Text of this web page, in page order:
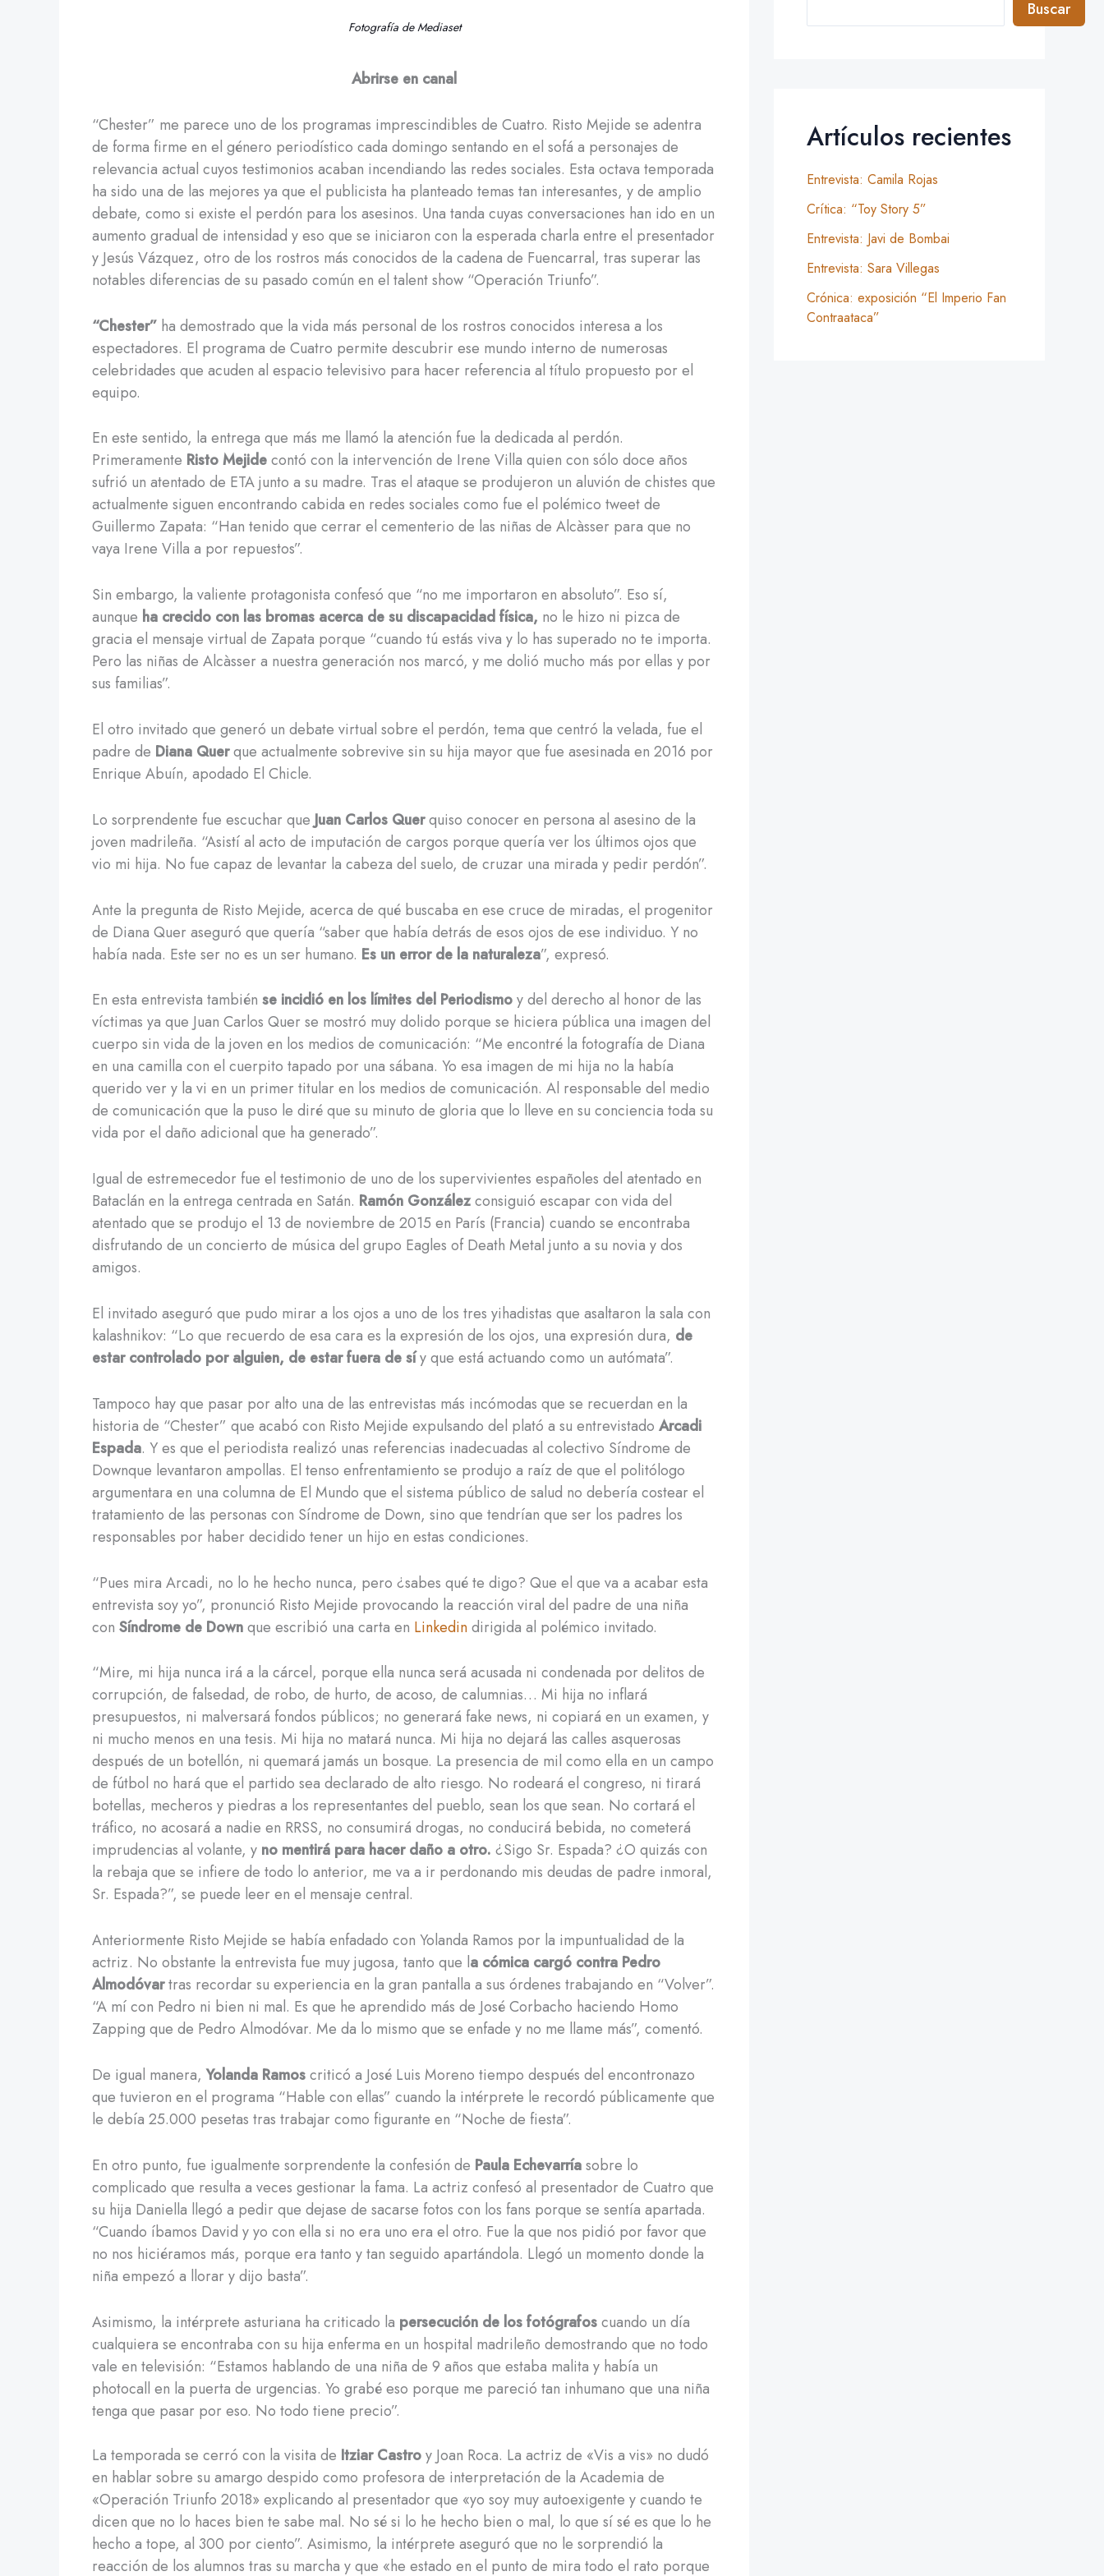
Fotografía de Mediaset
Abrirse en canal
“Chester” me parece uno de los programas imprescindibles de Cuatro. Risto Mejide se adentra
de forma firme en el género periodístico cada domingo sentando en el sofá a personajes de
relevancia actual cuyos testimonios acaban incendiando las redes sociales. Esta octava temporada
ha sido una de las mejores ya que el publicista ha planteado temas tan interesantes, y de amplio
debate, como si existe el perdón para los asesinos. Una tanda cuyas conversaciones han ido en un
aumento gradual de intensidad y eso que se iniciaron con la esperada charla entre el presentador
y Jesús Vázquez, otro de los rostros más conocidos de la cadena de Fuencarral, tras superar las
notables diferencias de su pasado común en el talent show “Operación Triunfo”.
“Chester” ha demostrado que la vida más personal de los rostros conocidos interesa a los
espectadores. El programa de Cuatro permite descubrir ese mundo interno de numerosas
celebridades que acuden al espacio televisivo para hacer referencia al título propuesto por el
equipo.
En este sentido, la entrega que más me llamó la atención fue la dedicada al perdón.
Primeramente Risto Mejidecontó con la intervención de Irene Villa quien con sólo doce años
sufrió un atentado de ETA junto a su madre. Tras el ataque se produjeron un aluvión de chistes que
actualmente siguen encontrando cabida en redes sociales como fue el polémico tweet de
Guillermo Zapata: “Han tenido que cerrar el cementerio de las niñas de Alcàsser para que no
vaya Irene Villa a por repuestos”.
Sin embargo, la valiente protagonista confesó que “no me importaron en absoluto”. Eso sí,
aunque ha crecido con las bromas acerca de su discapacidad física, no le hizo ni pizca de
gracia el mensaje virtual de Zapata porque “cuando tú estás viva y lo has superado no te importa.
Pero las niñas de Alcàsser a nuestra generación nos marcó, y me dolió mucho más por ellas y por
sus familias”.
El otro invitado que generó un debate virtual sobre el perdón, tema que centró la velada, fue el
padre de Diana Querque actualmente sobrevive sin su hija mayor que fue asesinada en 2016 por
Enrique Abuín, apodado El Chicle.
Lo sorprendente fue escuchar que Juan Carlos Querquiso conocer en persona al asesino de la
joven madrileña. “Asistí al acto de imputación de cargos porque quería ver los últimos ojos que
vio mi hija. No fue capaz de levantar la cabeza del suelo, de cruzar una mirada y pedir perdón”.
Ante la pregunta de Risto Mejide, acerca de qué buscaba en ese cruce de miradas, el progenitor
de Diana Quer aseguró que quería “saber que había detrás de esos ojos de ese individuo. Y no
había nada. Este ser no es un ser humano. Es un error de la naturaleza”, expresó.
En esta entrevista también se incidió en los límites del Periodismoy del derecho al honor de las
víctimas ya que Juan Carlos Quer se mostró muy dolido porque se hiciera pública una imagen del
cuerpo sin vida de la joven en los medios de comunicación: “Me encontré la fotografía de Diana
en una camilla con el cuerpito tapado por una sábana. Yo esa imagen de mi hija no la había
querido ver y la vi en un primer titular en los medios de comunicación. Al responsable del medio
de comunicación que la puso le diré que su minuto de gloria que lo lleve en su conciencia toda su
vida por el daño adicional que ha generado”.
Igual de estremecedor fue el testimonio de uno de los supervivientes españoles del atentado en
Bataclán en la entrega centrada en Satán. Ramón Gonzálezconsiguió escapar con vida del
atentado que se produjo el 13 de noviembre de 2015 en París (Francia) cuando se encontraba
disfrutando de un concierto de música del grupo Eagles of Death Metal junto a su novia y dos
amigos.
El invitado aseguró que pudo mirar a los ojos a uno de los tres yihadistas que asaltaron la sala con
kalashnikov: “Lo que recuerdo de esa cara es la expresión de los ojos, una expresión dura, de
estar controlado por alguien, de estar fuera de síy que está actuando como un autómata”.
Tampoco hay que pasar por alto una de las entrevistas más incómodas que se recuerdan en la
historia de “Chester” que acabó con Risto Mejide expulsando del plató a su entrevistado Arcadi
Espada. Y es que el periodista realizó unas referencias inadecuadas al colectivo Síndrome de
Downque levantaron ampollas. El tenso enfrentamiento se produjo a raíz de que el politólogo
argumentara en una columna de El Mundo que el sistema público de salud no debería costear el
tratamiento de las personas con Síndrome de Down, sino que tendrían que ser los padres los
responsables por haber decidido tener un hijo en estas condiciones.
“Pues mira Arcadi, no lo he hecho nunca, pero ¿sabes qué te digo? Que el que va a acabar esta
entrevista soy yo”, pronunció Risto Mejide provocando la reacción viral del padre de una niña
con Síndrome de Downque escribió una carta en Linkedindirigida al polémico invitado.
“Mire, mi hija nunca irá a la cárcel, porque ella nunca será acusada ni condenada por delitos de
corrupción, de falsedad, de robo, de hurto, de acoso, de calumnias… Mi hija no inflará
presupuestos, ni malversará fondos públicos; no generará fake news, ni copiará en un examen, y
ni mucho menos en una tesis. Mi hija no matará nunca. Mi hija no dejará las calles asquerosas
después de un botellón, ni quemará jamás un bosque. La presencia de mil como ella en un campo
de fútbol no hará que el partido sea declarado de alto riesgo. No rodeará el congreso, ni tirará
botellas, mecheros y piedras a los representantes del pueblo, sean los que sean. No cortará el
tráfico, no acosará a nadie en RRSS, no consumirá drogas, no conducirá bebida, no cometerá
imprudencias al volante, y no mentirá para hacer daño a otro. ¿Sigo Sr. Espada? ¿O quizás con
la rebaja que se infiere de todo lo anterior, me va a ir perdonando mis deudas de padre inmoral,
Sr. Espada?”, se puede leer en el mensaje central.
Anteriormente Risto Mejide se había enfadado con Yolanda Ramos por la impuntualidad de la
actriz. No obstante la entrevista fue muy jugosa, tanto que la cómica cargó contra Pedro
Almodóvartras recordar su experiencia en la gran pantalla a sus órdenes trabajando en “Volver”.
“A mí con Pedro ni bien ni mal. Es que he aprendido más de José Corbacho haciendo Homo
Zapping que de Pedro Almodóvar. Me da lo mismo que se enfade y no me llame más”, comentó.
De igual manera,Yolanda Ramoscriticó a José Luis Moreno tiempo después del encontronazo
que tuvieron en el programa “Hable con ellas” cuando la intérprete le recordó públicamente que
le debía 25.000 pesetas tras trabajar como figurante en “Noche de fiesta”.
En otro punto, fue igualmente sorprendente la confesión de Paula Echevarríasobre lo
complicado que resulta a veces gestionar la fama. La actriz confesó al presentador de Cuatro que
su hija Daniella llegó a pedir que dejase de sacarse fotos con los fans porque se sentía apartada.
“Cuando íbamos David y yo con ella si no era uno era el otro. Fue la que nos pidió por favor que
no nos hiciéramos más, porque era tanto y tan seguido apartándola. Llegó un momento donde la
niña empezó a llorar y dijo basta”.
Asimismo, la intérprete asturiana ha criticado la persecución de los fotógrafoscuando un día
cualquiera se encontraba con su hija enferma en un hospital madrileño demostrando que no todo
vale en televisión: “Estamos hablando de una niña de 9 años que estaba malita y había un
photocall en la puerta de urgencias. Yo grabé eso porque me pareció tan inhumano que una niña
tenga que pasar por eso. No todo tiene precio”.
La temporada se cerró con la visita de Itziar Castroy Joan Roca. La actriz de «Vis a vis» no dudó
en hablar sobre su amargo despido como profesora de interpretación de la Academia de
«Operación Triunfo 2018» explicando al presentador que «yo soy muy autoexigente y cuando te
dicen que no lo haces bien te sabe mal. No sé si lo he hecho bien o mal, lo que sí sé es que lo he
hecho a tope, al 300 por ciento”. Asimismo, la intérprete aseguró que no le sorprendió la
reacción de los alumnos tras su marcha y que «he estado en el punto de mira todo el rato porque
Buscar
Artículos recientes
Entrevista: Camila Rojas
Crítica: “Toy Story 5”
Entrevista: Javi de Bombai
Entrevista: Sara Villegas
Crónica: exposición “El Imperio Fan
Contraataca”